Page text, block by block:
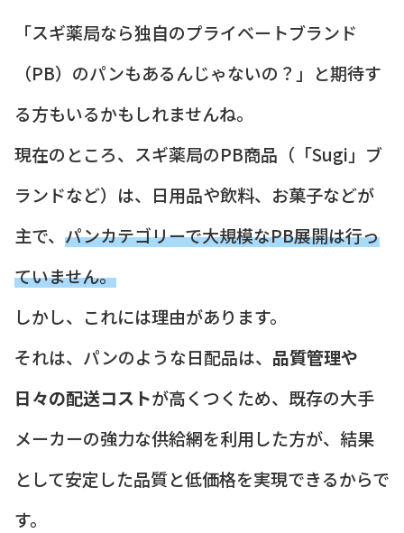
「スギ薬局なら独自のプライベートブランド
（PB）のパンもあるんじゃないの？」と期待す
る方もいるかもしれませんね。
現在のところ、スギ薬局のPB商品（「Sugi」ブ
ランドなど）は、日用品や飲料、お菓子などが
主で、 パンカテゴリーで大規模なPB展開は行っ
ていません。
しかし、これには理由があります。
それは、パンのような日配品は、 品質管理や
日々の配送コストが高くつくため、既存の大手
メーカーの強力な供給網を利用した方が、結果
として安定した品質と低価格を実現できるからで
す。